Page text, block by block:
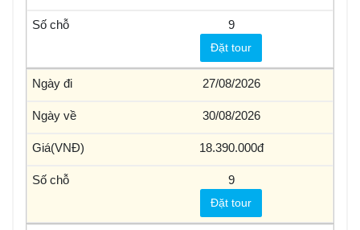
9
Đặt tour
27/08/2026
30/08/2026
18.390.000
9
Đặt tour